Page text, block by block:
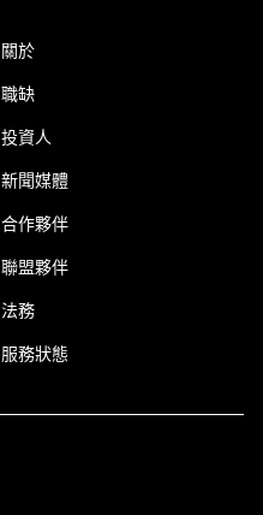
關於
職缺
投資人
新聞媒體
合作夥伴
聯盟夥伴
法務
服務狀態